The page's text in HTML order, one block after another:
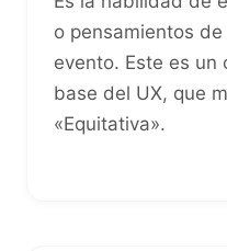
o pensamientos
evento. Este es un
base del UX, que
«Equitativa».